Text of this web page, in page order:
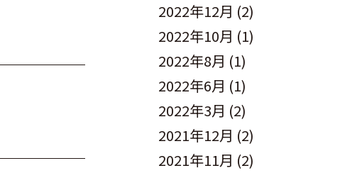
2022年12月 (2)
2022年10月 (1)
2022年8月 (1)
2022年6月 (1)
2022年3月 (2)
2021年12月 (2)
2021年11月 (2)